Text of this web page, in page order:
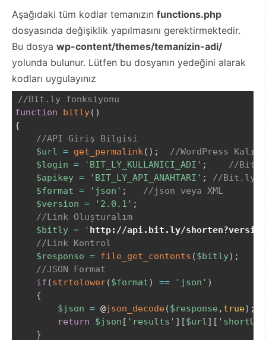
Aşağıdaki tüm kodlar temanızın functions.php
dosyasında değişiklik yapılmasını gerektirmektedir.
Bu dosya wp-content/themes/temanizin-adi/
yolunda bulunur. Lütfen bu dosyanın yedeğini alarak
kodları uygulayınız
//Bit.ly fonksiyonu
function
bitly( )
{
//API Giriş Bilgisi
$url = get_permalink( ) ;
//WordPress
$login = 'BIT_LY_KULLANICI_ADI' ;
//
$apikey = 'BIT_LY_API_ANAHTARI' ;
//Bit.ly
$format = 'json' ;
//json veya XML
$version = '2.0.1' ;
//Link Oluşturalım
$bitly = ' http://api.bit.ly/
//Link Kontrol
$response = file_get_contents ($bitly) ;
//JSON Format
if (strtolower($format) == 'json' )
{
$json = @json_decode($response , true) ;
return
$json [ 'results' ] [$url] [
}